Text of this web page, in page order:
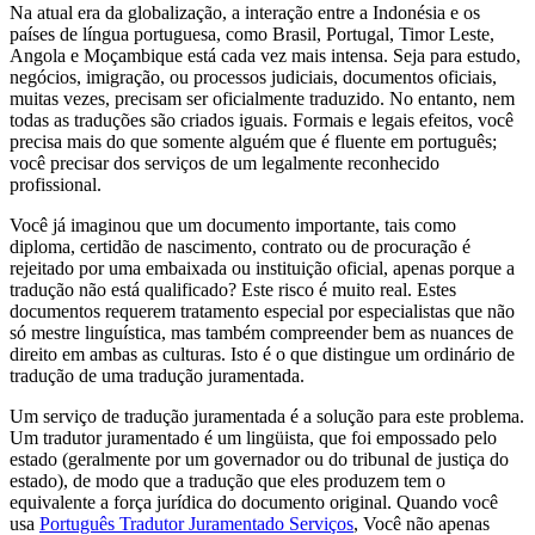
Na atual era da globalização, a interação entre a Indonésia e os
países de língua portuguesa, como Brasil, Portugal, Timor Leste,
Angola e Moçambique está cada vez mais intensa. Seja para estudo,
negócios, imigração, ou processos judiciais, documentos oficiais,
muitas vezes, precisam ser oficialmente traduzido. No entanto, nem
todas as traduções são criados iguais. Formais e legais efeitos, você
precisa mais do que somente alguém que é fluente em português;
você precisar dos serviços de um legalmente reconhecido
profissional.
Você já imaginou que um documento importante, tais como
diploma, certidão de nascimento, contrato ou de procuração é
rejeitado por uma embaixada ou instituição oficial, apenas porque a
tradução não está qualificado? Este risco é muito real. Estes
documentos requerem tratamento especial por especialistas que não
só mestre linguística, mas também compreender bem as nuances de
direito em ambas as culturas. Isto é o que distingue um ordinário de
tradução de uma tradução juramentada.
Um serviço de tradução juramentada é a solução para este problema.
Um tradutor juramentado é um lingüista, que foi empossado pelo
estado (geralmente por um governador ou do tribunal de justiça do
estado), de modo que a tradução que eles produzem tem o
equivalente a força jurídica do documento original. Quando você
usa Português Tradutor Juramentado Serviços, Você não apenas